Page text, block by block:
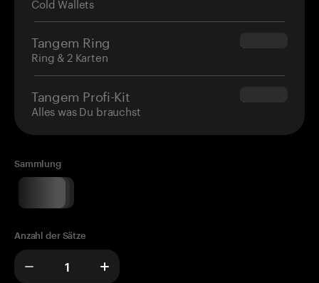
Tangem Ring
Ring & 2 Karten
$160.00
Tangem Profi-Kit
Alles was Du brauchst
$180.00
Sammlung
Anzahl der Sätze